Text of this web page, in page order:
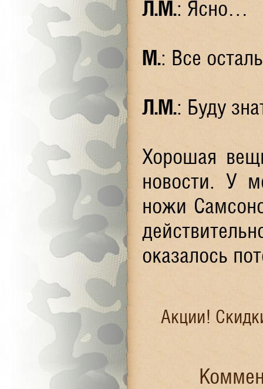
Л.М.: Ясно…
М.: Все
Л.М.: Буду
Хорошая
новости. У
ножи
оказалось
Акции!